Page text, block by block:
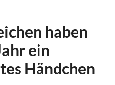
haben
ein
Händchen